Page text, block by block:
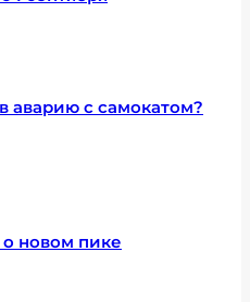
аварию с самокатом?
новом пике